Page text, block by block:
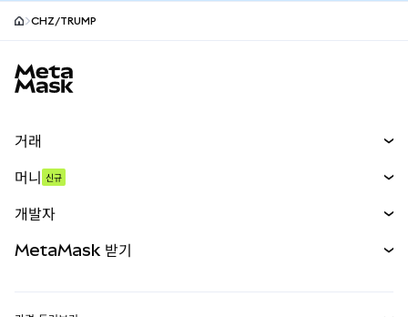
CHZ/TRUMP
거래
무기한 선물
실물자산
머니 신규
개발자
MetaMask 받기